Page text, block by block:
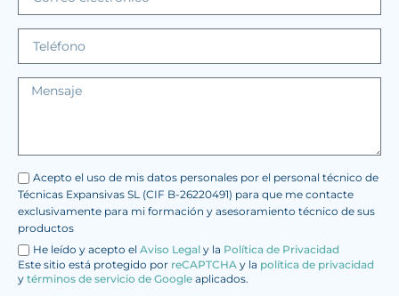
Acepto el uso de mis datos personales por el personal técnico de
Técnicas Expansivas SL (CIF B-26220491) para que me contacte
exclusivamente para mi formación y asesoramiento técnico de sus
productos
He leído y acepto el Aviso Legal y la Política de Privacidad
Este sitio está protegido por reCAPTCHA y la política de privacidad
y términos de servicio de Google aplicados.